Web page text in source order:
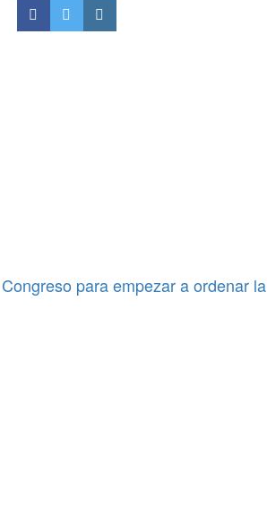
del sistema
para empezar a ordenar